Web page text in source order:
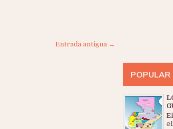
Entrada antigua →